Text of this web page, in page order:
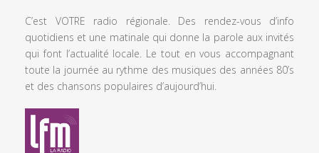
C’est VOTRE radio régionale. Des rendez-vous d’info
quotidiens et une matinale qui donne la parole aux invités
qui font l’actualité locale. Le tout en vous accompagnant
toute la journée au rythme des musiques des années 80’s
et des chansons populaires d’aujourd’hui.